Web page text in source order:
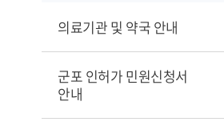
의료기관 및 약국 안내
군포 인허가 민원신청서
안내